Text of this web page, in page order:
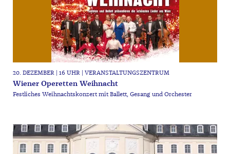
20. DEZEMBER | 16 UHR | VERANSTALTUNGSZENTRUM
Wiener Operetten Weihnacht
Festliches Weihnachtskonzert mit Ballett, Gesang und Orchester